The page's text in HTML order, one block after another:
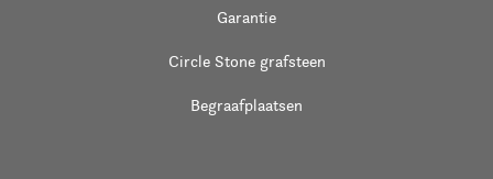
Garantie
Circle Stone grafsteen
Begraafplaatsen